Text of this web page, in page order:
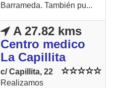
Barrameda. También pu...
A 27.82 kms
Centro medico
La Capillita
c/ Capillita, 22
Realizamos